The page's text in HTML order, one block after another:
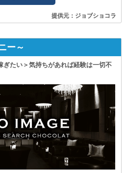
提供元：ジョブショコラ
ー～
ぎたい＞気持ちがあれば経験は一切不